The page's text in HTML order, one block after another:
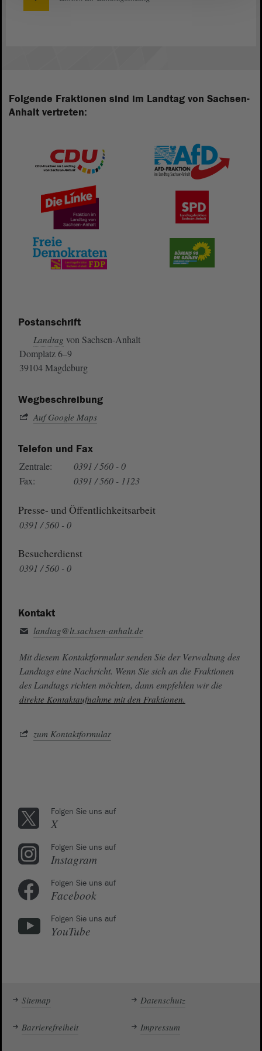
Folgende Fraktionen sind im Landtag von Sachsen-
Anhalt vertreten:
Postanschrift
Landtag von Sachsen-Anhalt
Domplatz 6–9
39104 Magdeburg
Wegbeschreibung
Auf Google Maps
Telefon und Fax
Zentrale:
0391 / 560 - 0
Fax:
0391 / 560 - 1123
Presse- und Öffentlichkeitsarbeit
0391 / 560 - 0
Besucherdienst
0391 / 560 - 0
Kontakt
landtag@lt.sachsen-anhalt.de
Mit diesem Kontaktformular senden Sie der Verwaltung des
Landtags eine Nachricht. Wenn Sie sich an die Fraktionen
des Landtags richten möchten, dann empfehlen wir die
direkte Kontaktaufnahme mit den Fraktionen.
zum Kontaktformular
Folgen Sie uns auf
X
Folgen Sie uns auf
Instagram
Folgen Sie uns auf
Facebook
Folgen Sie uns auf
YouTube
Sitemap Datenschutz
Barrierefreiheit Impressum